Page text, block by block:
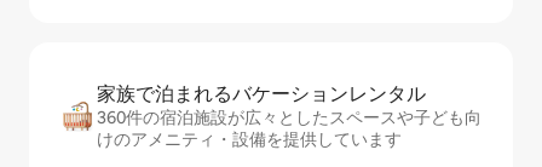
家族で泊まれるバ⁠ケ⁠ー⁠シ⁠ョ⁠ンレ⁠ン⁠タ⁠ル
360件の宿泊施設が広々としたスペースや子ども向
けのアメニティ・設備を提供しています